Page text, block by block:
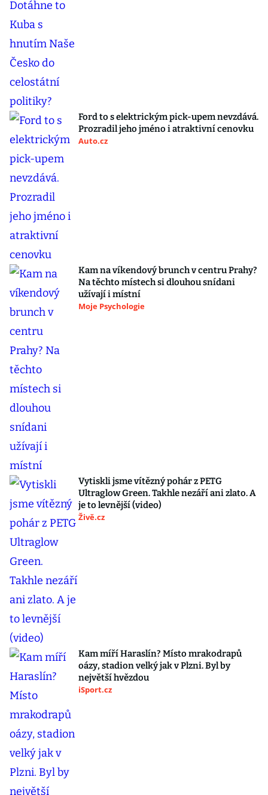
Ford to s elektrickým pick-upem nevzdává.
Prozradil jeho jméno i atraktivní cenovku
Auto.cz
Kam na víkendový brunch v centru Prahy?
Na těchto místech si dlouhou snídani
užívají i místní
Moje Psychologie
Vytiskli jsme vítězný pohár z PETG
Ultraglow Green. Takhle nezáří ani zlato. A
je to levnější (video)
Živě.cz
Kam míří Haraslín? Místo mrakodrapů
oázy, stadion velký jak v Plzni. Byl by
největší hvězdou
iSport.cz